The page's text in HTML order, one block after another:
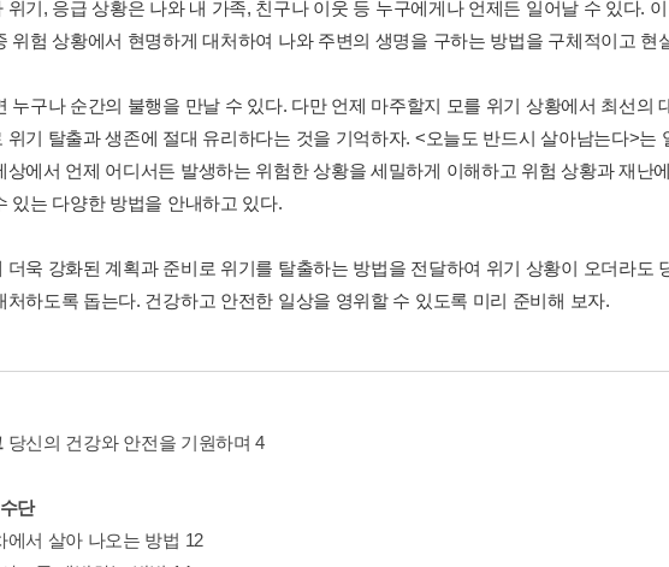
위기, 응급 상황은 나와 내 가족, 친구나 이웃 등 누구에게나 언제든 일어날 수 있다.
위험 상황에서 현명하게 대처하여 나와 주변의 생명을 구하는 방법을 구체적이고 현
누구나 순간의 불행을 만날 수 있다. 다만 언제 마주할지 모를 위기 상황에서 최선의
위기 탈출과 생존에 절대 유리하다는 것을 기억하자. <오늘도 반드시 살아남는다>는
상에서 언제 어디서든 발생하는 위험한 상황을 세밀하게 이해하고 위험 상황과 재난
있는 다양한 방법을 안내하고 있다.
더욱 강화된 계획과 준비로 위기를 탈출하는 방법을 전달하여 위기 상황이 오더라도
처하도록 돕는다. 건강하고 안전한 일상을 영위할 수 있도록 미리 준비해 보자.
당신의 건강와 안전을 기원하며 4
단
에서 살아 나오는 방법 12